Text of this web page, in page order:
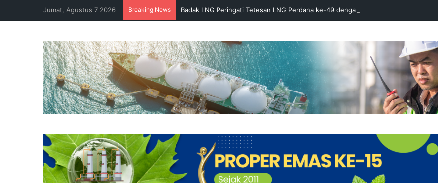
Jumat, Agustus 7 2026 Breaking News Badak LNG Peringati Tetesan LNG Perdana ke-49 dengan Doa Bersama